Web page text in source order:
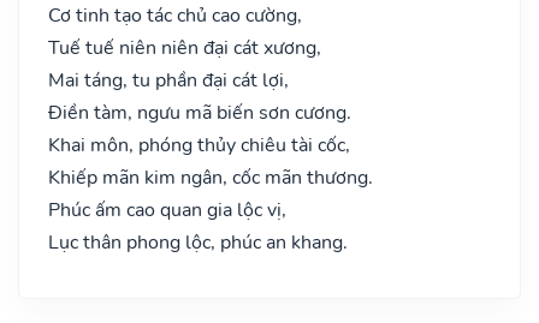
Cơ tinh tạo tác chủ cao cường,
Tuế tuế niên niên đại cát xương,
Mai táng, tu phần đại cát lợi,
Điền tàm, ngưu mã biến sơn cương.
Khai môn, phóng thủy chiêu tài cốc,
Khiếp mãn kim ngân, cốc mãn thương.
Phúc ấm cao quan gia lộc vị,
Lục thân phong lộc, phúc an khang.